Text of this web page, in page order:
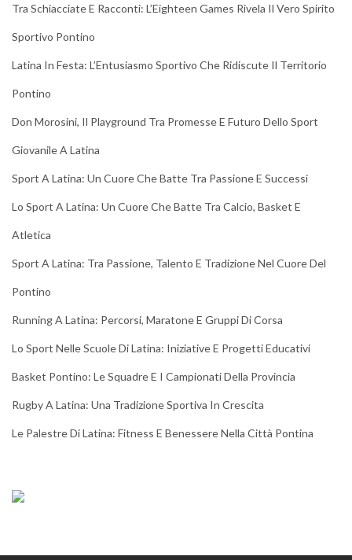
Tra Schiacciate E Racconti: L’Eighteen Games Rivela Il Vero Spirito
Sportivo Pontino
Latina In Festa: L’Entusiasmo Sportivo Che Ridiscute Il Territorio
Pontino
Don Morosini, Il Playground Tra Promesse E Futuro Dello Sport
Giovanile A Latina
Sport A Latina: Un Cuore Che Batte Tra Passione E Successi
Lo Sport A Latina: Un Cuore Che Batte Tra Calcio, Basket E
Atletica
Sport A Latina: Tra Passione, Talento E Tradizione Nel Cuore Del
Pontino
Running A Latina: Percorsi, Maratone E Gruppi Di Corsa
Lo Sport Nelle Scuole Di Latina: Iniziative E Progetti Educativi
Basket Pontino: Le Squadre E I Campionati Della Provincia
Rugby A Latina: Una Tradizione Sportiva In Crescita
Le Palestre Di Latina: Fitness E Benessere Nella Città Pontina